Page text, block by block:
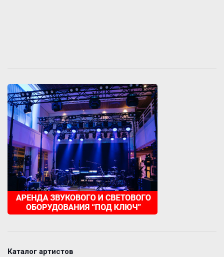
Каталог артистов